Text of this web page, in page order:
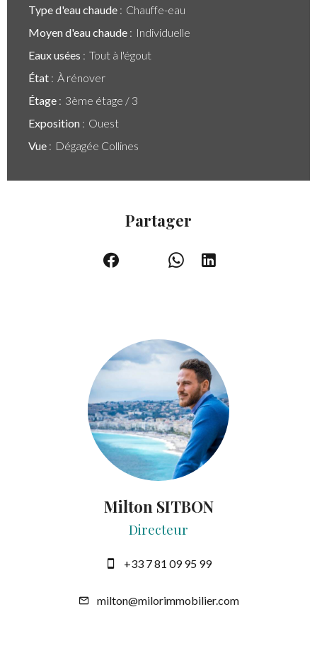
Type d'eau chaude
Chauffe-eau
Moyen d'eau chaude
Individuelle
Eaux usées
Tout à l'égout
État
À rénover
Étage
3ème étage / 3
Exposition
Ouest
Vue
Dégagée Collines
Partager
Milton SITBON
Directeur
+33 7 81 09 95 99
milton@milorimmobilier.com